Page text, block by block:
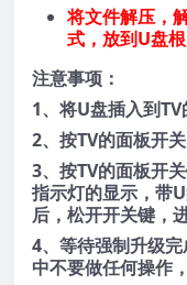
将文件解压，
式，放到U盘
注意事项：
1、将U盘插入到TV
2、按TV的面板开
3、按TV的面板开
指示灯的显示，带
后，松开开关键，
4、等待强制升级
中不要做任何操作